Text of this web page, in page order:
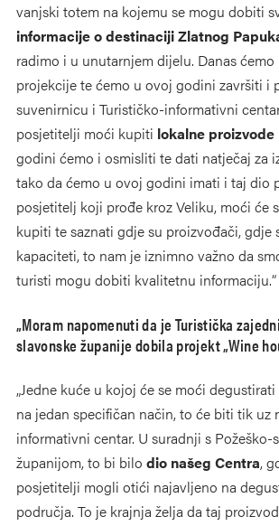
vanjski totem na kojemu se mogu dobiti
informacije o destinaciji Zlatnog
radimo i u unutarnjem dijelu. Danas
projekcije te ćemo u ovoj godini završiti i
suvenirnicu i Turističko-informativni
posjetitelji moći kupiti lokalne proizvode
godini ćemo i osmisliti te dati natječaj za
tako da ćemo u ovoj godini imati i taj dio
posjetitelj koji prođe kroz Veliku, moći će
kupiti te saznati gdje su proizvođači, gdje
kapaciteti, to nam je iznimno važno da
turisti mogu dobiti kvalitetnu informaciju.“
„Moram napomenuti da je Turistička
slavonske županije dobila projekt „Wine
„Jedne kuće u kojoj će se moći
na jedan specifičan način, to će biti tik uz
informativni centar. U suradnji s Požeško-
županijom, to bi bilo dio našeg Centra,
posjetitelji mogli otići najavljeno na
područja. To je krajnja želja da taj